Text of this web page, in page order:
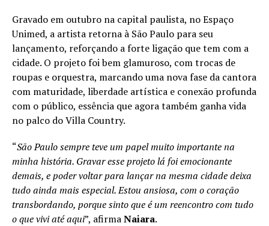
Gravado em outubro na capital paulista, no Espaço
Unimed, a artista retorna à São Paulo para seu
lançamento, reforçando a forte ligação que tem com a
cidade. O projeto foi bem glamuroso, com trocas de
roupas e orquestra, marcando uma nova fase da cantora
com maturidade, liberdade artística e conexão profunda
com o público, essência que agora também ganha vida
no palco do Villa Country.
“São Paulo sempre teve um papel muito importante na
minha história. Gravar esse projeto lá foi emocionante
demais, e poder voltar para lançar na mesma cidade deixa
tudo ainda mais especial. Estou ansiosa, com o coração
transbordando, porque sinto que é um reencontro com tudo
o que vivi até aqui”, afirmaNaiara.